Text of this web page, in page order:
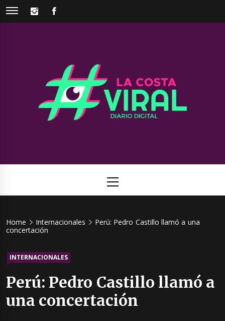
Skip
INSTAGRAM
Viral
Menu
Home Internacionales
Perú: Pedro Castillo llamó a una
concertación
INTERNACIONALES
Perú: Pedro Castillo llamó a
una concertación